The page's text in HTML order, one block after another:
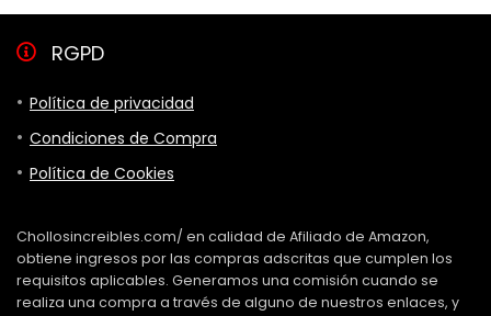
RGPD
Política de privacidad
Condiciones de Compra
Política de Cookies
Chollosincreibles.com/ en calidad de Afiliado de Amazon,
obtiene ingresos por las compras adscritas que cumplen los
requisitos aplicables. Generamos una comisión cuando se
realiza una compra a través de alguno de nuestros enlaces, y